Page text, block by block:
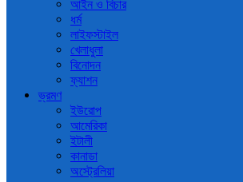
আইন ও বিচার
ধর্ম
লাইফস্টাইল
খেলাধুলা
বিনোদন
ফ্যাশন
ভ্রমণ
ইউরোপ
আমেরিকা
ইটালী
কানাডা
অস্ট্রেলিয়া